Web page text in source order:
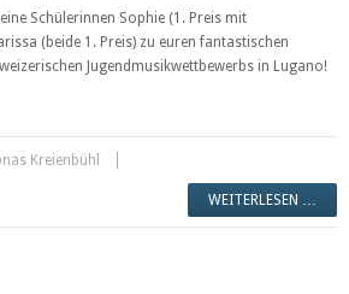
Schülerinnen Sophie (1. Preis mit
(beide 1. Preis) zu euren fantastischen
Jugendmusikwettbewerbs in Lugano!
Kreienbühl
WEITERLESEN …